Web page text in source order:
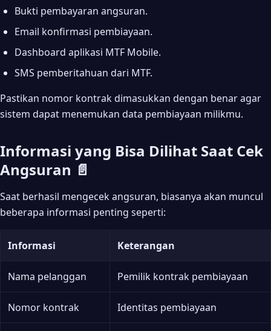
Bukti pembayaran angsuran.
Email konfirmasi pembiayaan.
Dashboard aplikasi MTF Mobile.
SMS pemberitahuan dari MTF.
Pastikan nomor kontrak dimasukkan dengan benar agar
sistem dapat menemukan data pembiayaan milikmu.
Informasi yang Bisa Dilihat Saat Cek
Angsuran 📄
Saat berhasil mengecek angsuran, biasanya akan muncul
beberapa informasi penting seperti:
Informasi Keterangan
Nama pelanggan Pemilik kontrak pembiayaan
Nomor kontrak Identitas pembiayaan